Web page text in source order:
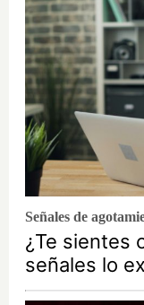
Señales de
¿Te sientes
señales lo